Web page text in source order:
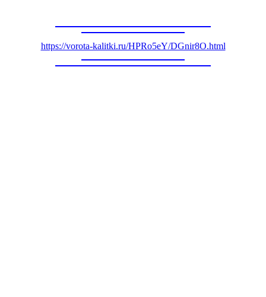
https://vorota-kalitki.ru/HPRo5eY/DGnir8O.html